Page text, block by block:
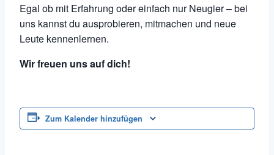
Egal ob mit Erfahrung oder einfach nur Neugier – bei
uns kannst du ausprobieren, mitmachen und neue
Leute kennenlernen.
Wir freuen uns auf dich!
Zum Kalender hinzufügen